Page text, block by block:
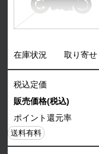
在庫状況 取り寄せ
税込定価
販売価格(税込)
ポイント還元率
送料有料